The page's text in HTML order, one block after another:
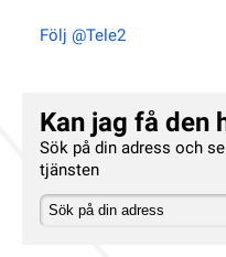
Följ @Tele2
Kan jag få den
Sök på din adress och
tjänsten